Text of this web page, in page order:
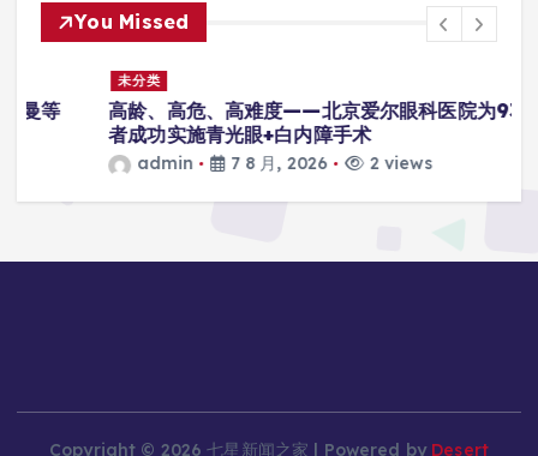
You Missed
高龄、高危、高难度——北京爱尔眼科医院为93岁患
者成功实施青光眼+白内障手术
admin 7 8 月, 2026 2 views
Copyright © 2026 七星新闻之家 | Powered by Desert